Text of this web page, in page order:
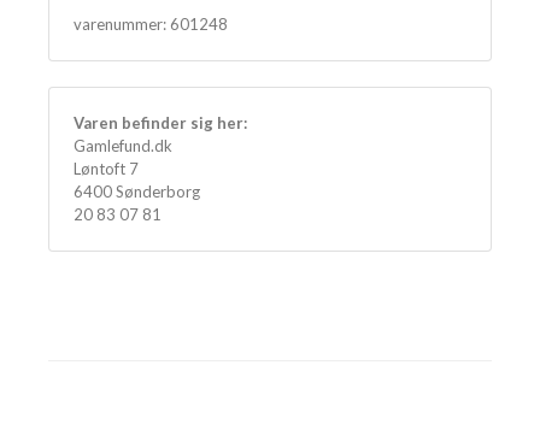
varenummer: 601248
Varen befinder sig her:
Gamlefund.dk
Løntoft 7
6400 Sønderborg
20 83 07 81